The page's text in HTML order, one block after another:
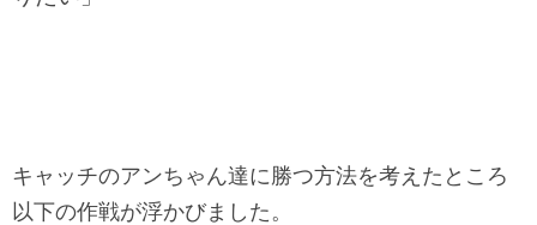
キャッチのアンちゃん達に勝つ方法を考えたところ
以下の作戦が浮かびました。